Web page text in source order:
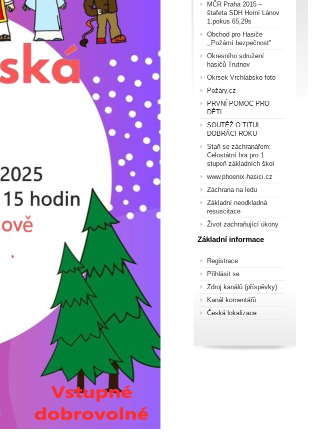
MČR Praha 2015 –
štafeta SDH Horní Lánov
1.pokus 65,29s
Obchod pro Hasiče
,,Požární bezpečnost"
Okresního sdružení
hasičů Trutnov
Okrsek Vrchlabsko foto
Požáry.cz
PRVNÍ POMOC PRO
DĚTI
SOUTĚŽ O TITUL
DOBRÁCI ROKU
Staň se záchranářem:
Celostátní hra pro 1.
stupeň základních škol
www.phoenix-hasici.cz
Záchrana na ledu
Základní neodkladná
resuscitace
Život zachraňující úkony
Základní informace
Registrace
Přihlásit se
Zdroj kanálů (příspěvky)
Kanál komentářů
Česká lokalizace